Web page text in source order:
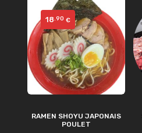
SUITE
RAMEN SHOYU JAPONAIS
POULET
18 .90 €